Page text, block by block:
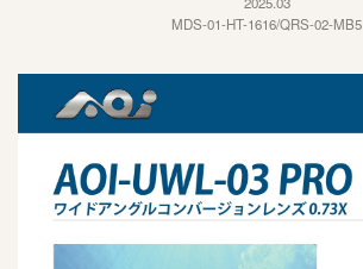
MDS-01-HT-1616/QRS-02-MB5